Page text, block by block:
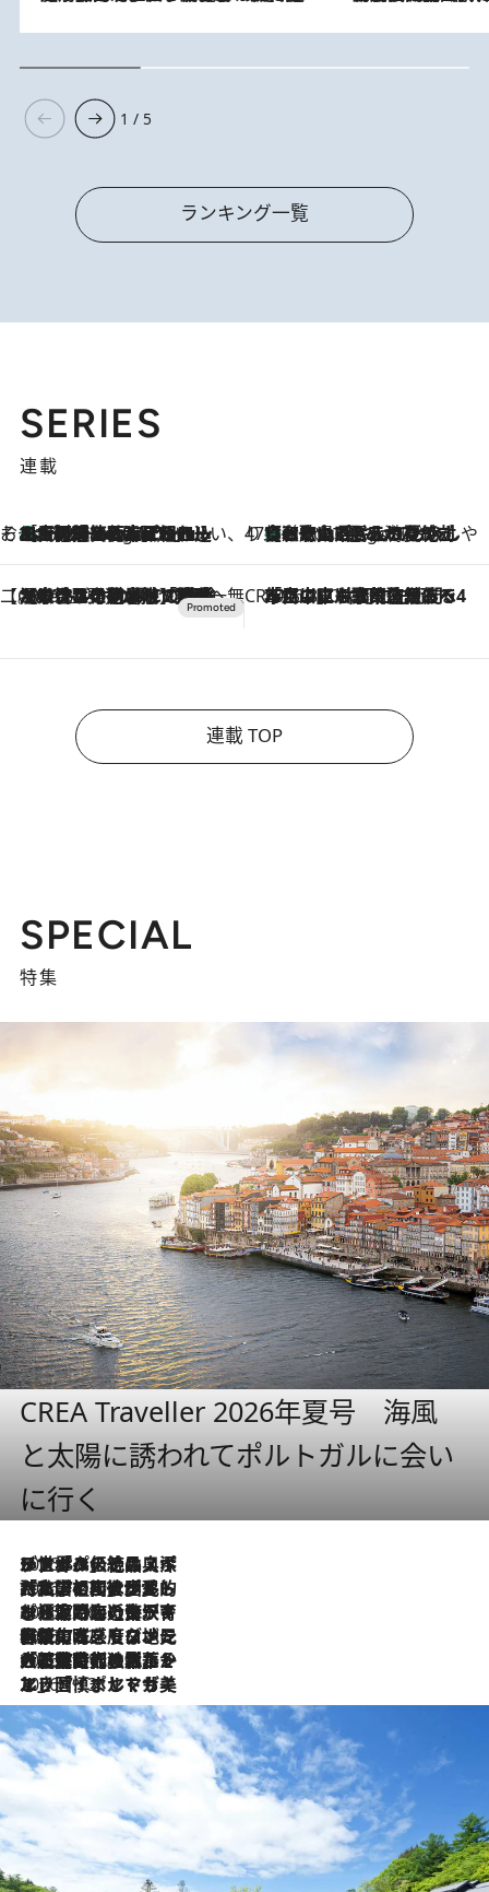
1 / 5
ランキング一覧
SERIES
連載
そおだよおこの関西おいしい、おやつ紀行5 Hours Ago
［大阪府箕面市］一皿一皿目の前で仕上げられる、料理を巧みに組み込んだアシェットデセールコース「ミチル アシェット デセール（Michiru assiette dessert）」 47都道府県の手みやげ ひんやりスイーツで夏を満喫
5 Hours Ago
【和歌山県】この夏絶対食べたい 冷やしておいしいおやつ3選 みかんがごろっと丸ごと入ったジュレ
【CREA×星野リゾート】唯一無二。癒しと発見が待つ場所へ
2026.8.7
【トンボの足水浴】ヒノキの香りに包まれて涼感マックス！約13℃の湧水かけ流しを避暑地「星野温泉 トンボの湯」で体験 CREA'S CHOICE
2026.8.7
「立川にも歌舞伎があるんだよ」 片岡仁左衛門・市川中車ら豪華座組みで4年目の立川立飛歌舞伎へ
連載 TOP
SPECIAL
特集
CREA Traveller 2026年夏号 海風
と太陽に誘われてポルトガルに会い
に行く
2026.8.8
リスボンの絶品スイーツ「パステル・デ・ナタ」とは？ポルトガル伝統の奥深い世界へ
2026.7.27
「私の祖国はポルトガル語です」国民的詩人フェルナンド・ペソアと、彼が愛した文学の街を歩く
2026.7.26
ポルトガル近海が育む極上の海の幸。キリリと冷えた白ワインと愉しむ、シーフード専門店の贅沢
2026.7.22
伝統の味をモダンに昇華。高感度な地元客が集う、リスボンの最旬ガストロノミー
2026.7.21
大航海時代の栄華から、震災、独裁、そして革命へ。ポルトガル・首都リスボンの石畳に刻まれた「歴史の光と影」
2026.7.13
エッセイ・ヤマザキマリ「慎ましくも美しき国 ポルトガル」